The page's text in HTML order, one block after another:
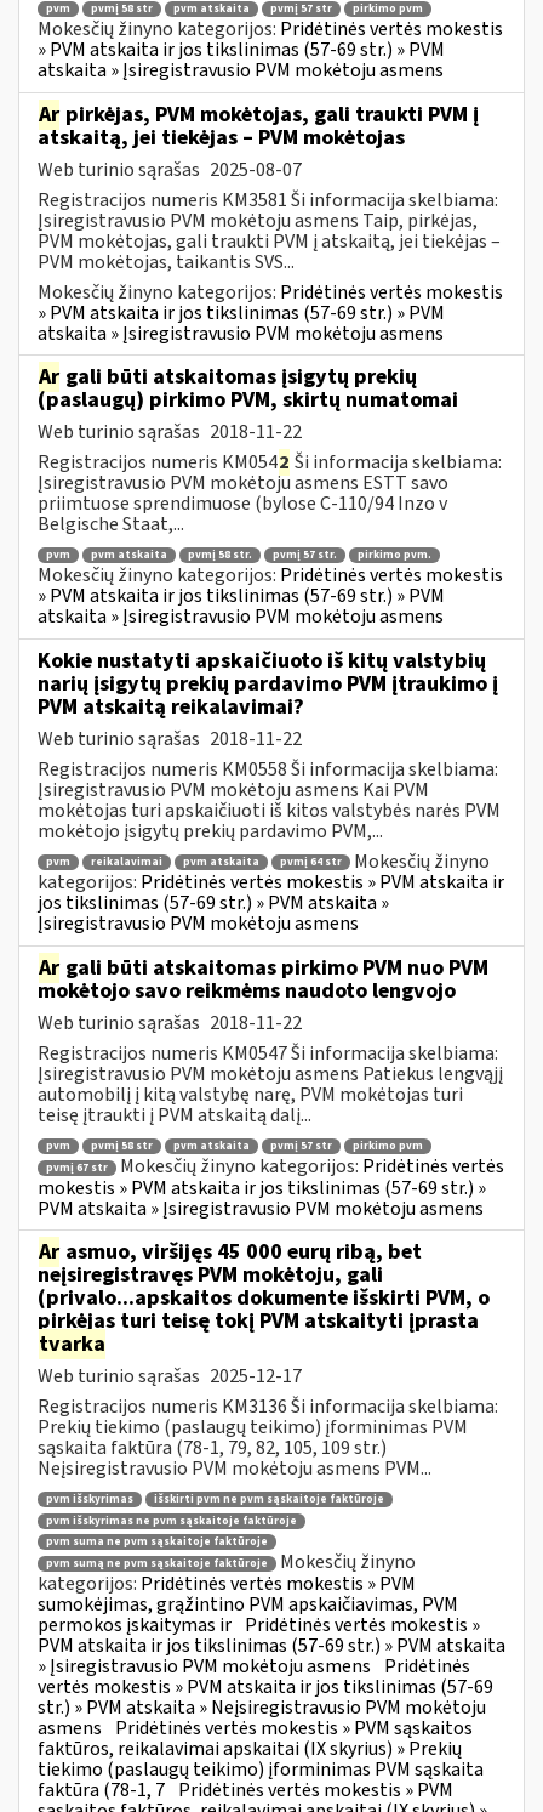
pvm pvmį 58 str pvm atskaita pvmį 57 str pirkimo pvm
Mokesčių žinyno kategorijos: Pridėtinės vertės mokestis
» PVM atskaita ir jos tikslinimas (57-69 str.) » PVM
atskaita » Įsiregistravusio PVM mokėtoju asmens
Ar pirkėjas, PVM mokėtojas, gali traukti PVM į
atskaitą, jei tiekėjas – PVM mokėtojas
Web turinio sąrašas 2025-08-07
Registracijos numeris KM3581 Ši informacija skelbiama:
Įsiregistravusio PVM mokėtoju asmens Taip, pirkėjas,
PVM mokėtojas, gali traukti PVM į atskaitą, jei tiekėjas –
PVM mokėtojas, taikantis SVS...
Mokesčių žinyno kategorijos: Pridėtinės vertės mokestis
» PVM atskaita ir jos tikslinimas (57-69 str.) » PVM
atskaita » Įsiregistravusio PVM mokėtoju asmens
Ar gali būti atskaitomas įsigytų prekių
(paslaugų) pirkimo PVM, skirtų numatomai
Web turinio sąrašas 2018-11-22
Registracijos numeris KM0542 Ši informacija skelbiama:
Įsiregistravusio PVM mokėtoju asmens ESTT savo
priimtuose sprendimuose (bylose C-110/94 Inzo v
Belgische Staat,...
pvm pvm atskaita pvmį 58 str. pvmį 57 str. pirkimo pvm.
Mokesčių žinyno kategorijos: Pridėtinės vertės mokestis
» PVM atskaita ir jos tikslinimas (57-69 str.) » PVM
atskaita » Įsiregistravusio PVM mokėtoju asmens
Kokie nustatyti apskaičiuoto iš kitų valstybių
narių įsigytų prekių pardavimo PVM įtraukimo į
PVM atskaitą reikalavimai?
Web turinio sąrašas 2018-11-22
Registracijos numeris KM0558 Ši informacija skelbiama:
Įsiregistravusio PVM mokėtoju asmens Kai PVM
mokėtojas turi apskaičiuoti iš kitos valstybės narės PVM
mokėtojo įsigytų prekių pardavimo PVM,...
pvm reikalavimai pvm atskaita pvmį 64 str
Mokesčių žinyno
kategorijos: Pridėtinės vertės mokestis » PVM atskaita ir
jos tikslinimas (57-69 str.) » PVM atskaita »
Įsiregistravusio PVM mokėtoju asmens
Ar gali būti atskaitomas pirkimo PVM nuo PVM
mokėtojo savo reikmėms naudoto lengvojo
Web turinio sąrašas 2018-11-22
Registracijos numeris KM0547 Ši informacija skelbiama:
Įsiregistravusio PVM mokėtoju asmens Patiekus lengvąjį
automobilį į kitą valstybę narę, PVM mokėtojas turi
teisę įtraukti į PVM atskaitą dalį...
pvm pvmį 58 str pvm atskaita pvmį 57 str
pirkimo pvm
pvmį 67 str
Mokesčių žinyno kategorijos: Pridėtinės vertės
mokestis » PVM atskaita ir jos tikslinimas (57-69 str.) »
PVM atskaita » Įsiregistravusio PVM mokėtoju asmens
Ar asmuo, viršijęs 45 000 eurų ribą, bet
neįsiregistravęs PVM mokėtoju, gali
(privalo...apskaitos dokumente išskirti PVM, o
pirkėjas turi teisę tokį PVM atskaityti įprasta
tvarka
Web turinio sąrašas 2025-12-17
Registracijos numeris KM3136 Ši informacija skelbiama:
Prekių tiekimo (paslaugų teikimo) įforminimas PVM
sąskaita faktūra (78-1, 79, 82, 105, 109 str.)
Neįsiregistravusio PVM mokėtoju asmens PVM...
pvm išskyrimas
išskirti pvm ne pvm sąskaitoje faktūroje
pvm išskyrimas ne pvm sąskaitoje faktūroje
pvm suma ne pvm sąskaitoje faktūroje
pvm sumą ne pvm sąskaitoje faktūroje
Mokesčių žinyno
kategorijos: Pridėtinės vertės mokestis » PVM
sumokėjimas, grąžintino PVM apskaičiavimas, PVM
permokos įskaitymas ir Pridėtinės vertės mokestis »
PVM atskaita ir jos tikslinimas (57-69 str.) » PVM atskaita
» Įsiregistravusio PVM mokėtoju asmens Pridėtinės
vertės mokestis » PVM atskaita ir jos tikslinimas (57-69
str.) » PVM atskaita » Neįsiregistravusio PVM mokėtoju
asmens Pridėtinės vertės mokestis » PVM sąskaitos
faktūros, reikalavimai apskaitai (IX skyrius) » Prekių
tiekimo (paslaugų teikimo) įforminimas PVM sąskaita
faktūra (78-1, 7 Pridėtinės vertės mokestis » PVM